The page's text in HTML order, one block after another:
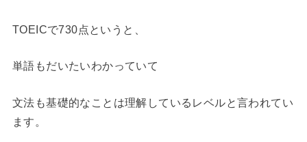
TOEICで730点というと、
単語もだいたいわかっていて
文法も基礎的なことは理解しているレベルと言われてい
ます。